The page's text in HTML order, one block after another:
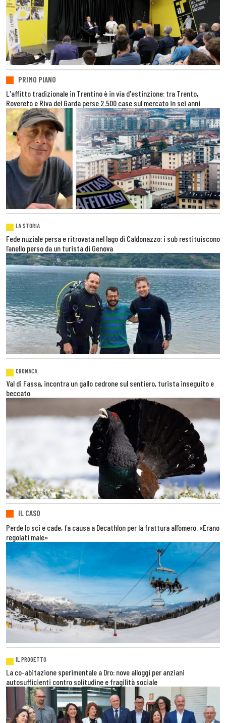
PRIMO PIANO
L'affitto tradizionale in Trentino è in via d'estinzione: tra Trento,
Rovereto e Riva del Garda perse 2.500 case sul mercato in sei anni
LA STORIA
Fede nuziale persa e ritrovata nel lago di Caldonazzo: i sub restituiscono
l’anello perso da un turista di Genova
CRONACA
Val di Fassa, incontra un gallo cedrone sul sentiero, turista inseguito e
beccato
IL CASO
Perde lo sci e cade, fa causa a Decathlon per la frattura all’omero. «Erano
regolati male»
IL PROGETTO
La co-abitazione sperimentale a Dro: nove alloggi per anziani
autosufficienti contro solitudine e fragilità sociale